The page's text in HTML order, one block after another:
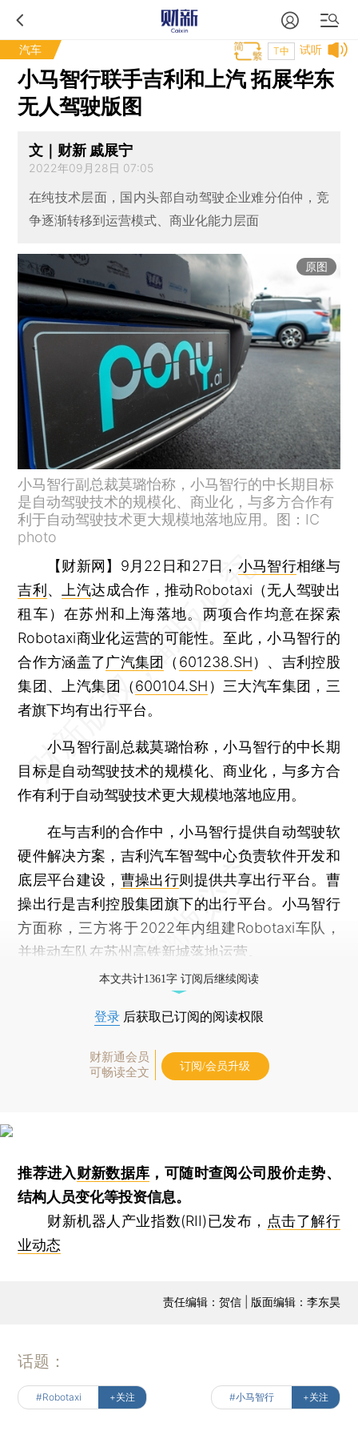
汽车 试听
T中
小马智行联手吉利和上汽 拓展华东
无人驾驶版图
文｜财新 戚展宁
2022年09月28日 07:05
在纯技术层面，国内头部自动驾驶企业难分伯仲，竞
争逐渐转移到运营模式、商业化能力层面
原图
小马智行副总裁莫璐怡称，小马智行的中长期目标
是自动驾驶技术的规模化、商业化，与多方合作有
利于自动驾驶技术更大规模地落地应用。图：IC
photo
【财新网】 9月22日和27日， 小马智行相继与
吉利、 上汽达成合作，推动Robotaxi（无人驾驶出
租车）在苏州和上海落地。两项合作均意在探索
Robotaxi商业化运营的可能性。至此，小马智行的
合作方涵盖了广汽集团 （ 601238.SH）、吉利控股
集团、上汽集团（600104.SH ）三大汽车集团，三
者旗下均有出行平台。
小马智行副总裁莫璐怡称，小马智行的中长期
目标是自动驾驶技术的规模化、商业化，与多方合
作有利于自动驾驶技术更大规模地落地应用。
在与吉利的合作中，小马智行提供自动驾驶软
硬件解决方案，吉利汽车智驾中心负责软件开发和
底层平台建设， 曹操出行则提供共享出行平台。曹
操出行是吉利控股集团旗下的出行平台。小马智行
方面称，三方将于2022年内组建Robotaxi车队，
并推动车队在苏州高铁新城落地运营。
本文共计1361字 订阅后继续阅读
登录 后获取已订阅的阅读权限
财新通会员
可畅读全文
订阅/会员升级
推荐进入财新数据库 ，可随时查阅公司股价走势、
结构人员变化等投资信息。
财新机器人产业指数(RII)已发布， 点击了解行
业动态
责任编辑：贺信 | 版面编辑：李东昊
话题：
#Robotaxi +关注 #小马智行 +关注